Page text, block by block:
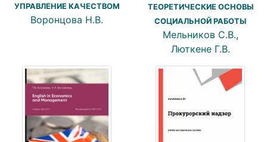
УПРАВЛЕНИЕ КАЧЕСТВОМ
Воронцова Н.В.
ТЕОРЕТИЧЕСКИЕ ОСНОВЫ
СОЦИАЛЬНОЙ РАБОТЫ
Мельников С.В.,
Люткене Г.В.